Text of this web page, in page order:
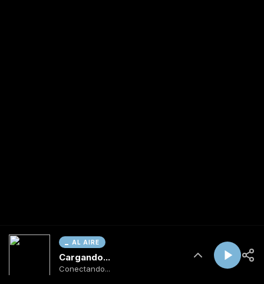
AL AIRE
Cargando...
Conectando...